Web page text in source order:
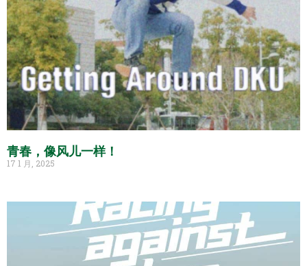
青春，像风儿一样！
17 1 月, 2025